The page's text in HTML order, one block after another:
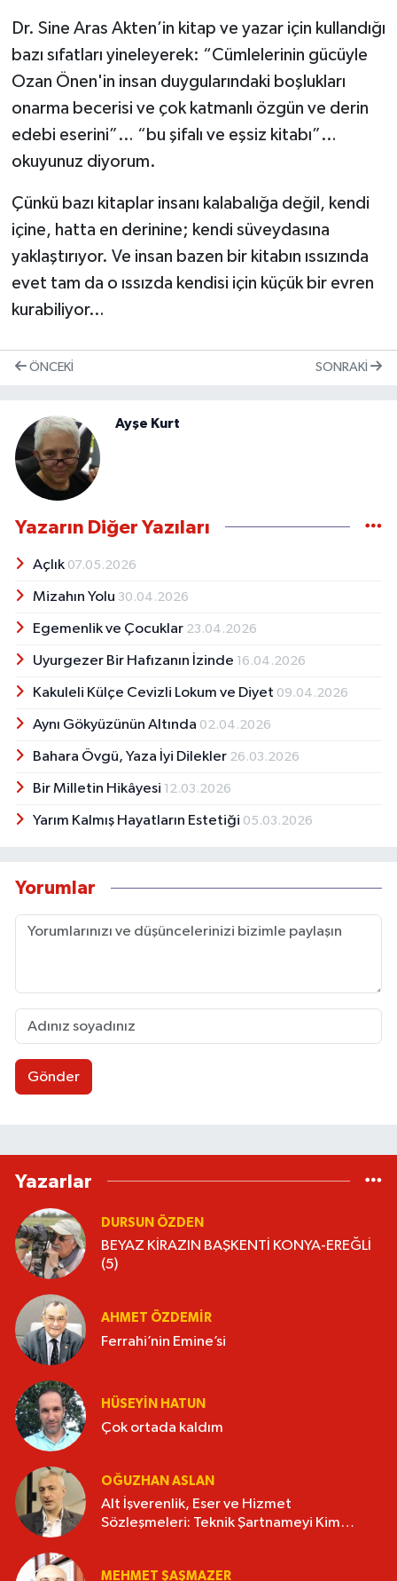
Dr. Sine Aras Akten’in kitap ve yazar için kullandığı
bazı sıfatları yineleyerek: “Cümlelerinin gücüyle
Ozan Önen'in insan duygularındaki boşlukları
onarma becerisi ve çok katmanlı özgün ve derin
edebi eserini”… “bu şifalı ve eşsiz kitabı”…
okuyunuz diyorum.
Çünkü bazı kitaplar insanı kalabalığa değil, kendi
içine, hatta en derinine; kendi süveydasına
yaklaştırıyor. Ve insan bazen bir kitabın ıssızında
evet tam da o ıssızda kendisi için küçük bir evren
kurabiliyor…
ÖNCEKI SONRAKI
Ayşe Kurt
Yazarın Diğer Yazıları
Açlık 07.05.2026
Mizahın Yolu 30.04.2026
Egemenlik ve Çocuklar 23.04.2026
Uyurgezer Bir Hafızanın İzinde 16.04.2026
Kakuleli Külçe Cevizli Lokum ve Diyet 09.04.2026
Aynı Gökyüzünün Altında 02.04.2026
Bahara Övgü, Yaza İyi Dilekler 26.03.2026
Bir Milletin Hikâyesi 12.03.2026
Yarım Kalmış Hayatların Estetiği 05.03.2026
Yorumlar
Gönder
Yazarlar
DURSUN ÖZDEN
BEYAZ KİRAZIN BAŞKENTİ KONYA-EREĞLİ
(5)
AHMET ÖZDEMIR
Ferrahi’nin Emine’si
HÜSEYIN HATUN
Çok ortada kaldım
OĞUZHAN ASLAN
Alt İşverenlik, Eser ve Hizmet
Sözleşmeleri: Teknik Şartnameyi Kim
MEHMET ŞAŞMAZER